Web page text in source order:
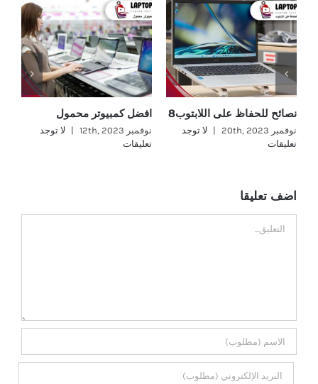
نصائح للحفاظ على اللابتوب8
نوفمبر 20th, 2023 |
لا توجد
تعليقات
افضل كمبيوتر محمول
نوفمبر 12th, 2023 |
لا توجد
تعليقات
اضف تعليقا
تعليق